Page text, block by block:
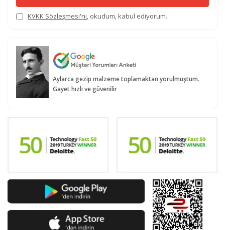
KVKK Sözleşmesi'ni, okudum, kabul ediyorum.
Aylarca gezip malzeme toplamaktan yorulmuştum.
Gayet hızlı ve güvenilir